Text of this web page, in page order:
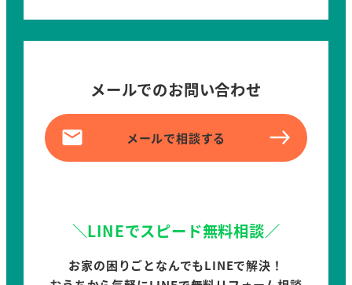
メールでのお問い合わせ
メールで相談する
＼LINEでスピード無料相談／
お家の困りごとなんでもLINEで解決！